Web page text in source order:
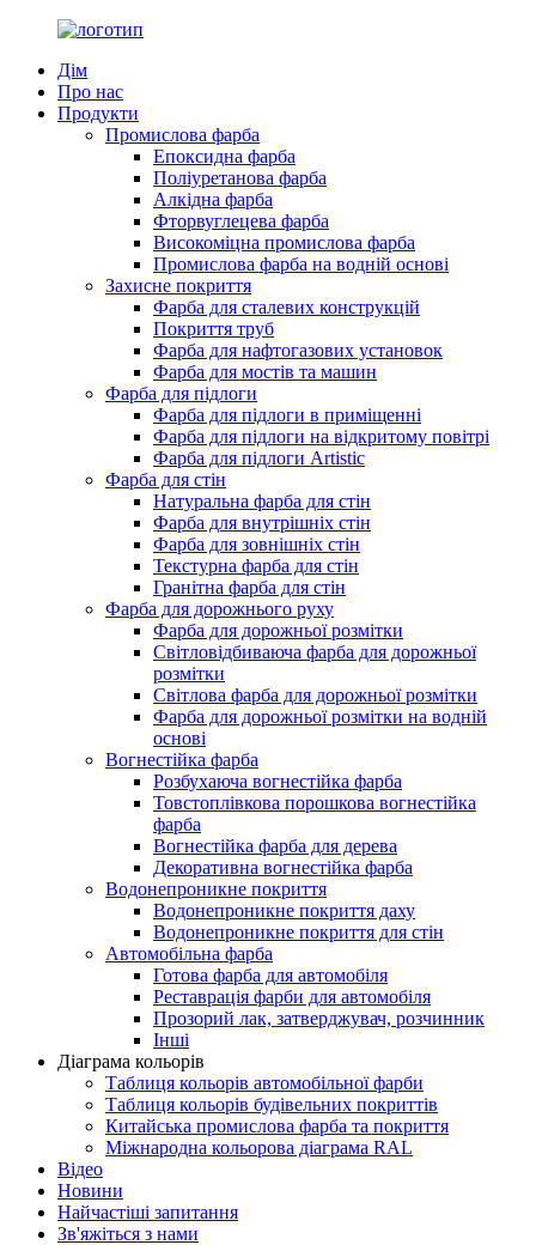
Дім
Про нас
Продукти
Промислова фарба
Епоксидна фарба
Поліуретанова фарба
Алкідна фарба
Фторвуглецева фарба
Високоміцна промислова фарба
Промислова фарба на водній основі
Захисне покриття
Фарба для сталевих конструкцій
Покриття труб
Фарба для нафтогазових установок
Фарба для мостів та машин
Фарба для підлоги
Фарба для підлоги в приміщенні
Фарба для підлоги на відкритому повітрі
Фарба для підлоги Artistic
Фарба для стін
Натуральна фарба для стін
Фарба для внутрішніх стін
Фарба для зовнішніх стін
Текстурна фарба для стін
Гранітна фарба для стін
Фарба для дорожнього руху
Фарба для дорожньої розмітки
Світловідбиваюча фарба для дорожньої
розмітки
Світлова фарба для дорожньої розмітки
Фарба для дорожньої розмітки на водній
основі
Вогнестійка фарба
Розбухаюча вогнестійка фарба
Товстоплівкова порошкова вогнестійка
фарба
Вогнестійка фарба для дерева
Декоративна вогнестійка фарба
Водонепроникне покриття
Водонепроникне покриття даху
Водонепроникне покриття для стін
Автомобільна фарба
Готова фарба для автомобіля
Реставрація фарби для автомобіля
Прозорий лак, затверджувач, розчинник
Інші
Діаграма кольорів
Таблиця кольорів автомобільної фарби
Таблиця кольорів будівельних покриттів
Китайська промислова фарба та покриття
Міжнародна кольорова діаграма RAL
Відео
Новини
Найчастіші запитання
Зв'яжіться з нами